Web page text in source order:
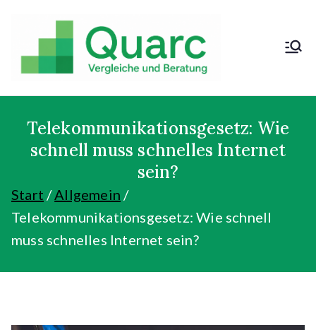
springen
Kosten sparen
Telekommunikationsgesetz: Wie
schnell muss schnelles Internet
sein?
Start
Allgemein
Telekommunikationsgesetz: Wie schnell
muss schnelles Internet sein?